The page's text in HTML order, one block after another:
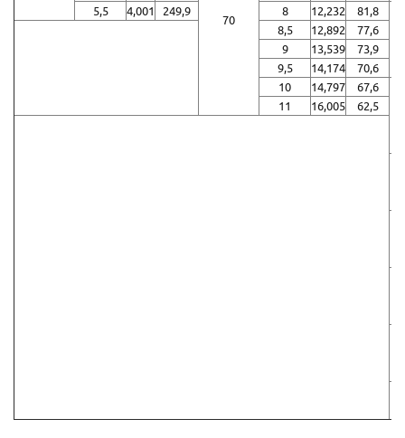
70
5,5
4,001 249,9 8 12,232
81,8
8,5
12,892
77,6
9
13,539
73,9
9,5
14,174
70,6
10
14,797
67,6
11
16,005 62,5